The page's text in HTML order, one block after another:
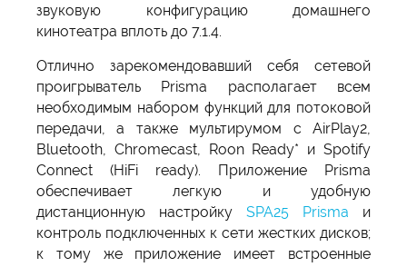
звуковую конфигурацию домашнего
кинотеатра вплоть до 7.1.4.
Отлично зарекомендовавший себя сетевой
проигрыватель Prisma располагает всем
необходимым набором функций для потоковой
передачи, а также мультирумом с AirPlay2,
Bluetooth, Chromecast, Roon Ready* и Spotify
Connect (HiFi ready). Приложение Prisma
обеспечивает легкую и удобную
дистанционную настройку SPA25 Prisma и
контроль подключенных к сети жестких дисков;
к тому же приложение имеет встроенные